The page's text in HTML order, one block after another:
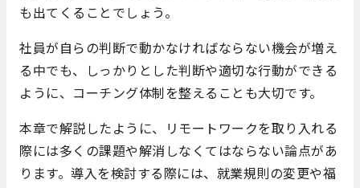
も出てくることでしょう。
社員が自らの判断で動かなければならない機会が増え
る中でも、しっかりとした判断や適切な行動ができる
ように、コーチング体制を整えることも大切です。
本章で解説したように、リモートワークを取り入れる
際には多くの課題や解消しなくてはならない論点があ
ります。導入を検討する際には、就業規則の変更や福